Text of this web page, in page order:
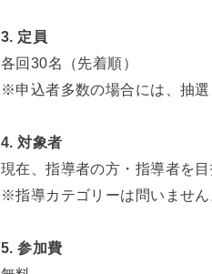
3. 定員
各回30名（先着順）
※申込者多数の場合には、抽選
4. 対象者
現在、指導者の方・指導者を
※指導カテゴリーは問いません
5. 参加費